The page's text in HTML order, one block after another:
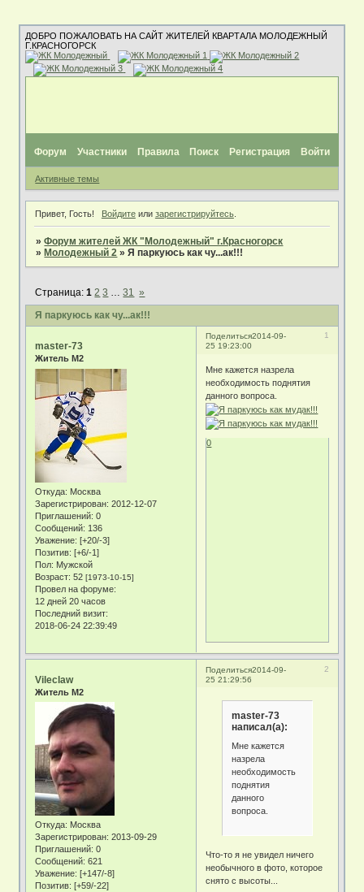
ДОБРО ПОЖАЛОВАТЬ НА САЙТ ЖИТЕЛЕЙ КВАРТАЛА МОЛОДЕЖНЫЙ
Г.КРАСНОГОРСК
Форум Участники Правила Поиск Регистрация Войти
Активные темы
Привет, Гость! Войдитеили зарегистрируйтесь.
»Форум жителей ЖК "Молодежный" г.Красногорск
» Молодежный 2 »Я паркуюсь как чу...ак!!!
Я паркуюсь как чу...ак!!!
Страница:1 2 3 31 »
Поделиться 1
2014-09-
25 19:23:00
master-73
Житель М2
Откуда: Москва
Зарегистрирован: 2012-12-07
Приглашений: 0
Сообщений: 136
Уважение: [+20/-3]
Позитив: [+6/-1]
Пол: Мужской
Возраст: 52[1973-10-15]
Провел на форуме:
12 дней 20 часов
Последний визит:
2018-06-24 22:39:49
Мне кажется назрела
необходимость поднятия
данного вопроса.
0
Поделиться 2
2014-09-
25 21:29:56
Vileclaw
Житель М2
Откуда: Москва
Зарегистрирован: 2013-09-29
Приглашений: 0
Сообщений: 621
Уважение: [+147/-8]
Позитив: [+59/-22]
master-73
написал(а):
Мне кажется
назрела
необходимость
поднятия
данного
вопроса.
Что-то я не увидел ничего
необычного в фото, которое
снято с высоты...